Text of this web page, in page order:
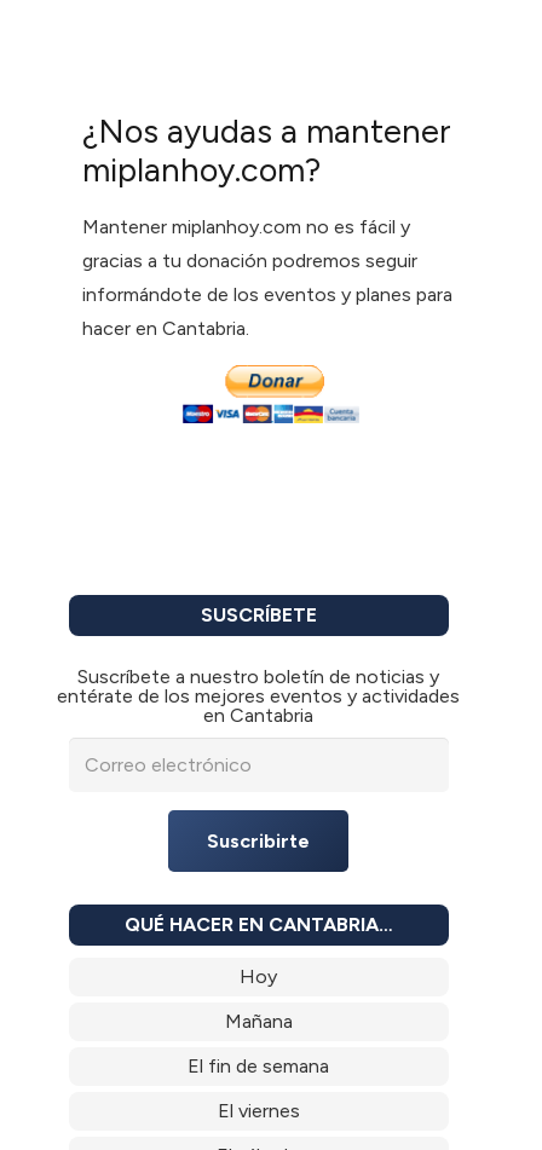
¿Nos ayudas a mantener
miplanhoy.com?
Mantener miplanhoy.com no es fácil y
gracias a tu donación podremos seguir
informándote de los eventos y planes para
hacer en Cantabria.
SUSCRÍBETE
Suscríbete a nuestro boletín de noticias y
entérate de los mejores eventos y actividades
en Cantabria
Suscribirte
QUÉ HACER EN CANTABRIA…
Hoy
Mañana
El fin de semana
El viernes